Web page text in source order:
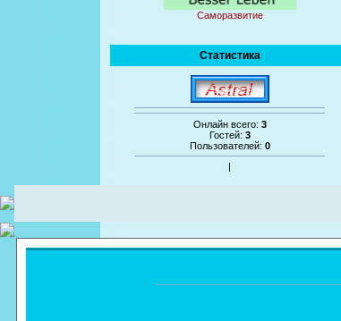
Саморазвитие
Статистика
Онлайн всего: 3
Гостей: 3
Пользователей: 0